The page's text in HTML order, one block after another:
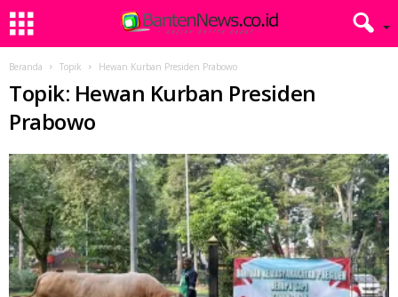
Beranda Topik Hewan Kurban Presiden Prabowo
Topik: Hewan Kurban Presiden
Prabowo